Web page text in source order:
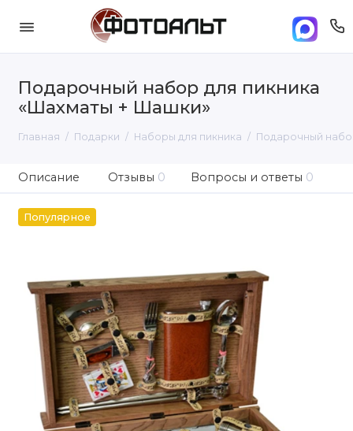
Подарочный набор для пикника
«Шахматы + Шашки»
Главная Подарки Наборы для пикника Подарочный
Описание Отзывы 0 Вопросы и ответы 0
Популярное